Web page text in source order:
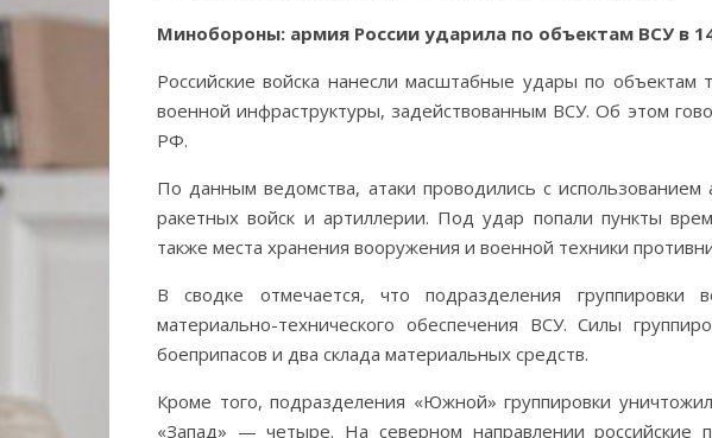
Минобороны: армия России ударила по объектам ВСУ в
Российские войска нанесли масштабные удары по объектам
военной инфраструктуры, задействованным ВСУ. Об этом
РФ.
По данным ведомства, атаки проводились с использованием
ракетных войск и артиллерии. Под удар попали пункты
также места хранения вооружения и военной техники
В сводке отмечается, что подразделения группировки
материально-технического обеспечения ВСУ. Силы
боеприпасов и два склада материальных средств.
Кроме того, подразделения «Южной» группировки
«Запад» — четыре. На северном направлении российские